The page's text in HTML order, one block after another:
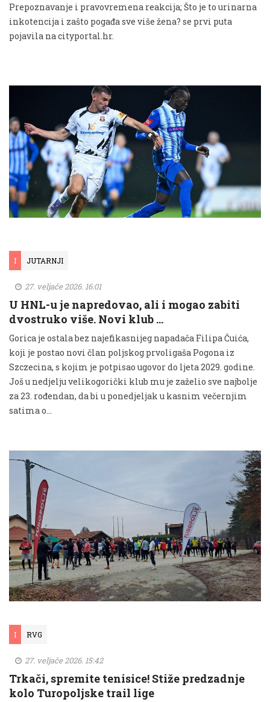
Prepoznavanje i pravovremena reakcija; Što je to urinarna
inkotencija i zašto pogađa sve više žena? se prvi puta
pojavila na cityportal.hr.
I JUTARNJI
27. veljače 2026. 16:01
U HNL-u je napredovao, ali i mogao zabiti
dvostruko više. Novi klub …
Gorica je ostala bez najefikasnijeg napadača Filipa Čuića,
koji je postao novi član poljskog prvoligaša Pogona iz
Szczecina, s kojim je potpisao ugovor do ljeta 2029. godine.
Još u nedjelju velikogorički klub mu je zaželio sve najbolje
za 23. rođendan, da bi u ponedjeljak u kasnim večernjim
satima o...
I RVG
27. veljače 2026. 15:42
Trkači, spremite tenisice! Stiže predzadnje
kolo Turopoljske trail lige